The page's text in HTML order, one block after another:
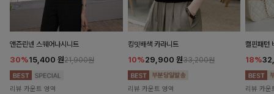
앤즌린넨 스퀘어나시니트
30%15,400 원21,900원
리뷰 카운트 영역
킹밋배색 카라니트
10%29,900 원33,200원
리뷰 카운트 영역
캘핀패턴
18%
리뷰 카운